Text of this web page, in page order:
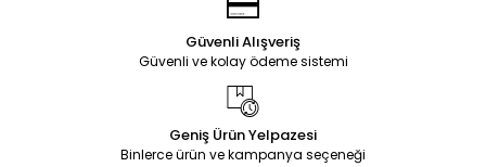
Güvenli Alışveriş
Güvenli ve kolay ödeme sistemi
Geniş Ürün Yelpazesi
Binlerce ürün ve kampanya seçeneği